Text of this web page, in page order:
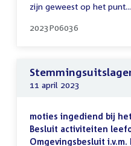
zijn geweest op het punt...
2023P06036
11 april 2023
moties ingediend bij
Besluit activiteiten
Omgevingsbesluit